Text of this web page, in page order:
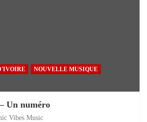
NOUVELLE MUSIQUE
Un numéro
Vibes Music